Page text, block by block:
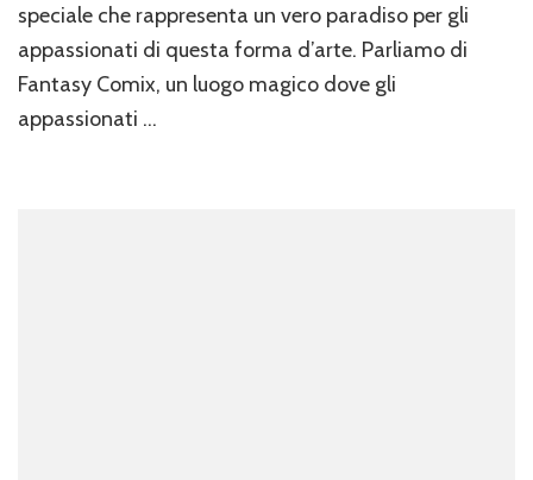
speciale che rappresenta un vero paradiso per gli
appassionati di questa forma d’arte. Parliamo di
Fantasy Comix, un luogo magico dove gli
appassionati …